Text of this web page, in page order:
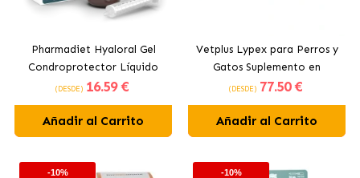
Pharmadiet Hyaloral Gel
Condroprotector Líquido
para Perros y Gatos
(DESDE) 16.59 €
Añadir al Carrito
Vetplus Lypex para Perros y
Gatos Suplemento en
Cápsulas
(DESDE) 77.50 €
Añadir al Carrito
-10% -10%